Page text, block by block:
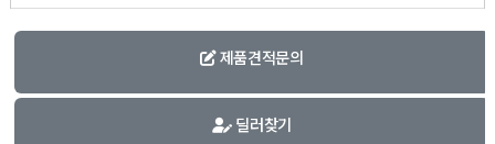
제품견적문의
딜러찾기